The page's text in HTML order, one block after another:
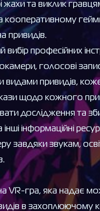
та виклик
привидів.
професійних
голосові
видами привидів,
щодо кожного
дослідження та
інформаційні
завдяки звукам,
VR-гра, яка надає
в захоплюючому